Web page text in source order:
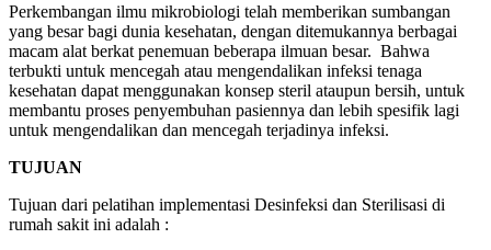
Perkembangan ilmu mikrobiologi telah memberikan sumbangan
yang besar bagi dunia kesehatan, dengan ditemukannya berbagai
macam alat berkat penemuan beberapa ilmuan besar. Bahwa
terbukti untuk mencegah atau mengendalikan infeksi tenaga
kesehatan dapat menggunakan konsep steril ataupun bersih, untuk
membantu proses penyembuhan pasiennya dan lebih spesifik lagi
untuk mengendalikan dan mencegah terjadinya infeksi.
TUJUAN
Tujuan dari pelatihan implementasi Desinfeksi dan Sterilisasi di
rumah sakit ini adalah :